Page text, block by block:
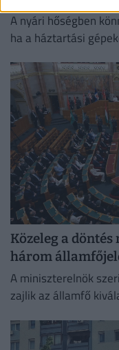
A nyári hőségben
ha a háztartási
Közeleg a
három
A miniszterelnök
zajlik az államfő